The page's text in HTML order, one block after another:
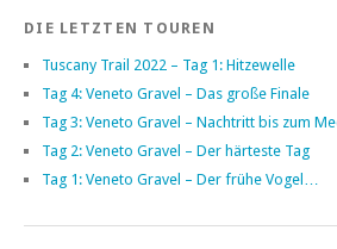
DIE LETZTEN TOUREN
Tuscany Trail 2022 – Tag 1: Hitzewelle
Tag 4: Veneto Gravel – Das große Finale
Tag 3: Veneto Gravel – Nachtritt bis zum
Tag 2: Veneto Gravel – Der härteste Tag
Tag 1: Veneto Gravel – Der frühe Vogel…